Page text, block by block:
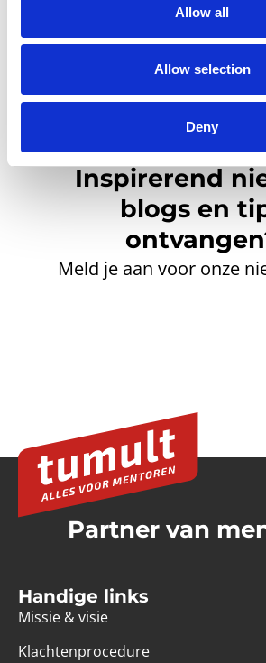
Allow all
Allow selection
Deny
Inspirerend
blogs en
Meld je aan voor onze
Partner van
Handige links
Missie & visie
Klachtenprocedure